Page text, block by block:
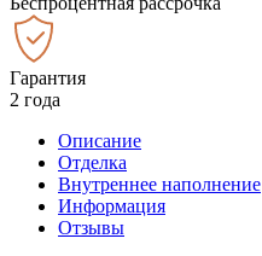
Гарантия
2 года
Описание
Отделка
Внутреннее наполнение
Информация
Отзывы